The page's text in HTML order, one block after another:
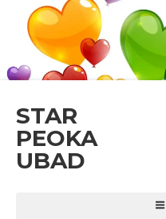
STAR
PEOKA
UBAD